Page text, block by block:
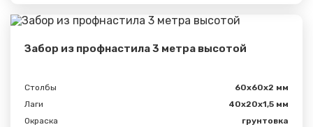
Забор из профнастила 3 метра высотой
Столбы
60х60х2 мм
Лаги
40х20х1,5 мм
Окраска
грунтовка